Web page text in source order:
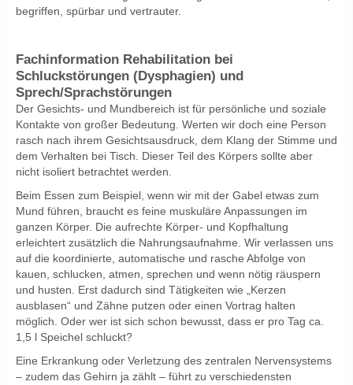
begriffen, spürbar und vertrauter.
Fachinformation Rehabilitation bei
Schluckstörungen (Dysphagien) und
Sprech/Sprachstörungen
Der Gesichts- und Mundbereich ist für persönliche und soziale
Kontakte von großer Bedeutung. Werten wir doch eine Person
rasch nach ihrem Gesichtsausdruck, dem Klang der Stimme und
dem Verhalten bei Tisch. Dieser Teil des Körpers sollte aber
nicht isoliert betrachtet werden.
Beim Essen zum Beispiel, wenn wir mit der Gabel etwas zum
Mund führen, braucht es feine muskuläre Anpassungen im
ganzen Körper. Die aufrechte Körper- und Kopfhaltung
erleichtert zusätzlich die Nahrungsaufnahme. Wir verlassen uns
auf die koordinierte, automatische und rasche Abfolge von
kauen, schlucken, atmen, sprechen und wenn nötig räuspern
und husten. Erst dadurch sind Tätigkeiten wie „Kerzen
ausblasen“ und Zähne putzen oder einen Vortrag halten
möglich. Oder wer ist sich schon bewusst, dass er pro Tag ca.
1,5 l Speichel schluckt?
Eine Erkrankung oder Verletzung des zentralen Nervensystems
– zudem das Gehirn ja zählt – führt zu verschiedensten